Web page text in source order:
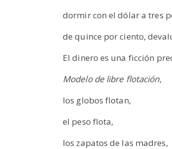
dormir con el dólar a tres
de quince por ciento,
El dinero es una ficción
Modelo de libre flotación,
los globos flotan,
el peso flota,
los zapatos de las madres,